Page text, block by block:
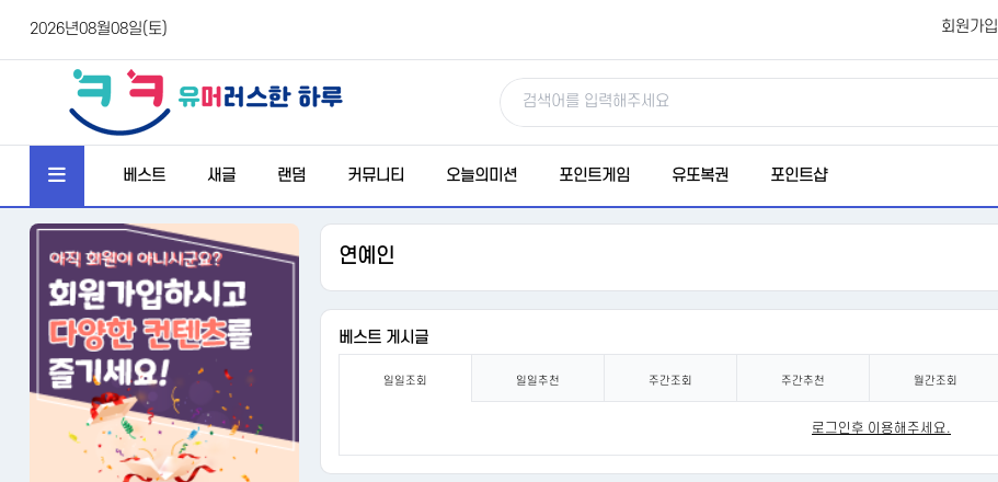
2026년08월08일(토) 회원가입
베스트 새글 랜덤 커뮤니티 오늘의미션 포인트게임 유또복권 포인트샵
연예인
베스트 게시글
일일조회 일일추천 주간조회 주간추천 월간조회
로그인후 이용해주세요.